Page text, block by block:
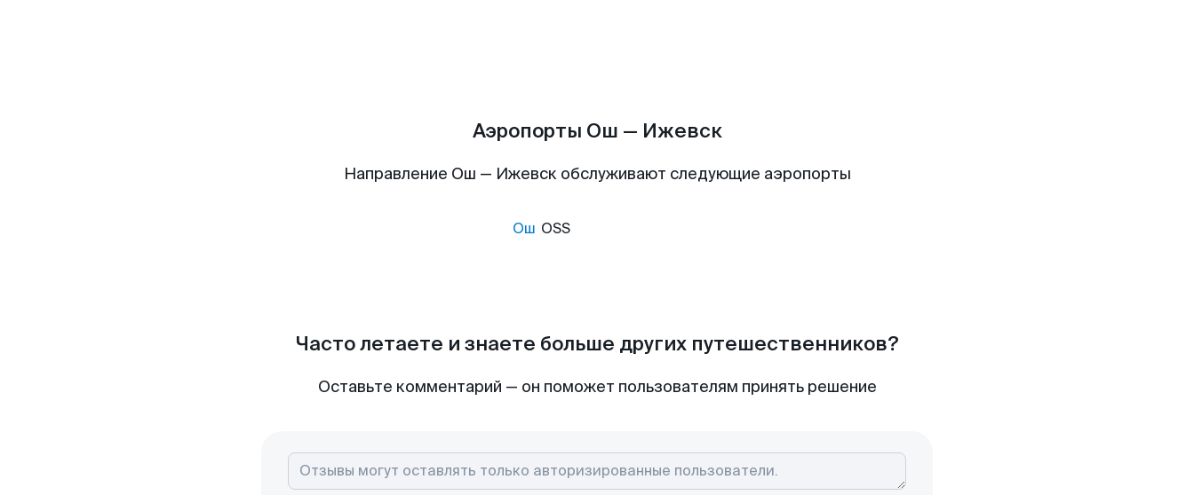
Аэропорты Ош — Ижевск
Направление Ош — Ижевск обслуживают следующие аэропорты
Ош OSS
Часто летаете и знаете больше других путешественников?
Оставьте комментарий — он поможет пользователям принять решение